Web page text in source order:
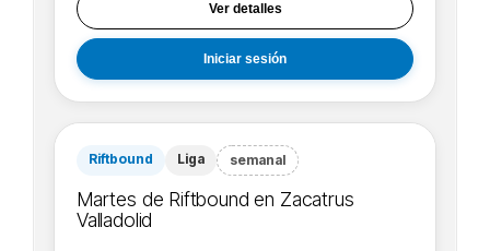
Ver detalles
Iniciar sesión
Riftbound Liga semanal
Martes de Riftbound en Zacatrus
Valladolid